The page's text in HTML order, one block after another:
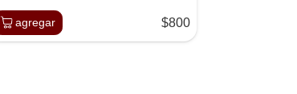
agregar $800